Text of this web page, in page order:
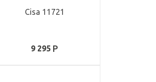
Cisa 11721
9 295